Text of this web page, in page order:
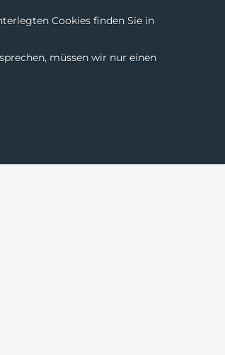
Cookies finden Sie in
müssen wir nur einen
News & Blogs Über uns